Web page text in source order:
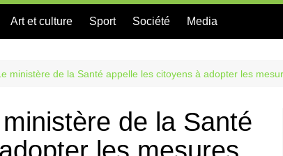
Art et culture Sport Société Media
ministère de la Santé appelle les citoyens à adopter les
de la Santé